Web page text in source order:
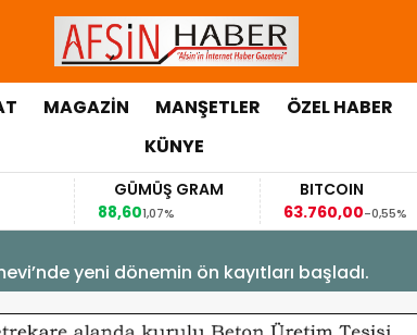
MAGAZİN MANŞETLER ÖZEL HABER
KÜNYE
GÜMÜŞ GRAM
88,601,07%
BITCOIN
63.760,00-0,55%
yeni dönemin ön kayıtları başladı.